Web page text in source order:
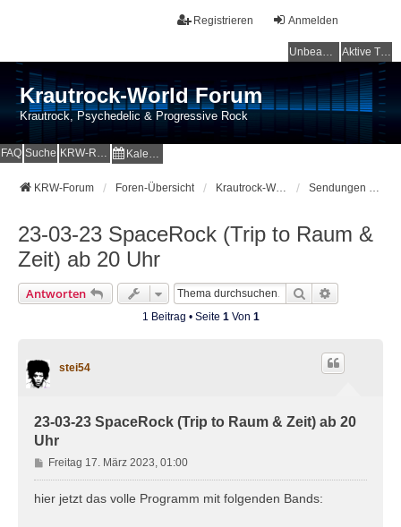
Anmelden
Registrieren
Unbeantwortete Themen Aktive Themen
Krautrock-World Forum
Krautrock, Psychedelic & Progressive Rock
FAQ Suche KRW-Radio Kalender
KRW-Forum Foren-Übersicht Krautrock-World Webradio Sendungen und Specials
23-03-23 SpaceRock (Trip to Raum &
Zeit) ab 20 Uhr
Antworten Suche
1 Beitrag • Seite 1Von 1
stei54
23-03-23 SpaceRock (Trip to Raum & Zeit) ab 20
Uhr
B
e
Freitag 17. März 2023, 01:00
hier jetzt das volle Programm mit folgenden Bands: